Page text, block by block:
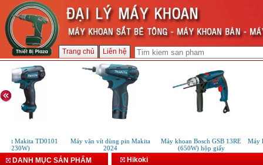
Trang chủ Liên hệ
vít Makita TD0101
(230W)
Máy vặn vít dùng pin Makita
2024
Máy khoan Bosch GSB 13RE
(650W) hộp giấy
Máy
DANH MỤC SẢN PHẨM
Hikoki